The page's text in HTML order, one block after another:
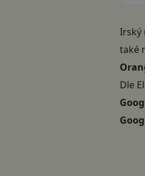
Irský
také
Dle